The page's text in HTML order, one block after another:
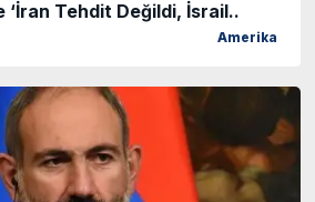
‘İran Tehdit Değildi, İsrail..
Amerika